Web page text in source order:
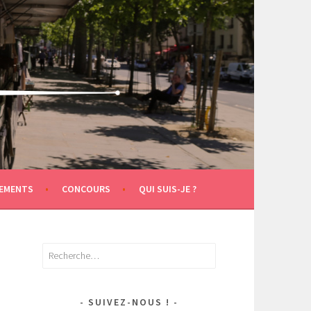
CONCOURS QUI SUIS-JE ?
Rechercher :
SUIVEZ-NOUS !